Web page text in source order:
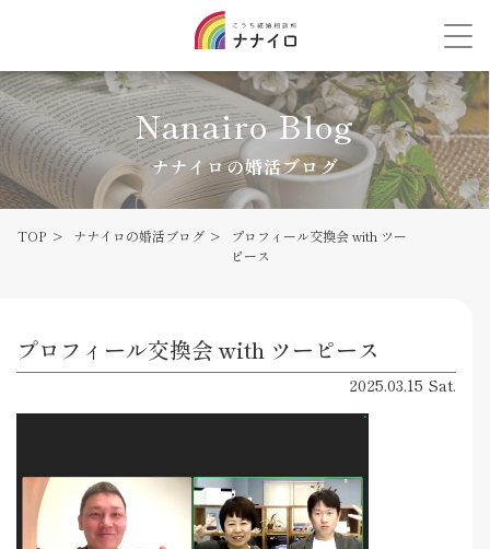
Nanairo Blog
ナナイロの婚活ブログ
TOP ナナイロの婚活ブログ
プロフィール交換会 with ツー
ピース
プロフィール交換会 with ツーピース
2025.03.15 Sat.